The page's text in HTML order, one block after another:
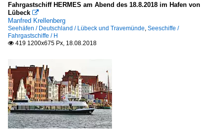
Fahrgastschiff HERMES am Abend des 18.8.2018 im Hafen von
Lübeck 
Manfred Krellenberg
Seehäfen / Deutschland / Lübeck und Travemünde, Seeschiffe /
Fahrgastschiffe / H
 419 1200x675 Px, 18.08.2018